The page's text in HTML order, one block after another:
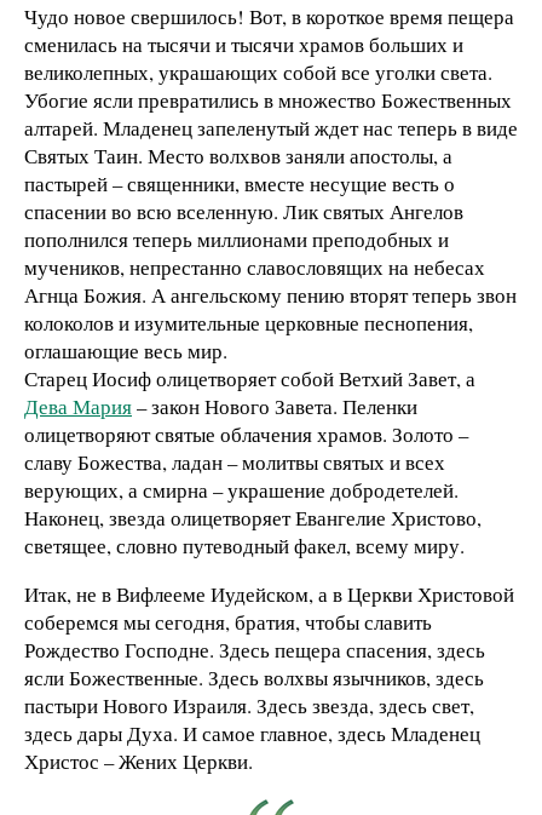
Чудо новое свершилось! Вот, в короткое время пещера
сменилась на тысячи и тысячи храмов больших и
великолепных, украшающих собой все уголки света.
Убогие ясли превратились в множество Божественных
алтарей. Младенец запеленутый ждет нас теперь в виде
Святых Таин. Место волхвов заняли апостолы, а
пастырей – священники, вместе несущие весть о
спасении во всю вселенную. Лик святых Ангелов
пополнился теперь миллионами преподобных и
мучеников, непрестанно славословящих на небесах
Агнца Божия. А ангельскому пению вторят теперь звон
колоколов и изумительные церковные песнопения,
оглашающие весь мир.
Старец Иосиф олицетворяет собой Ветхий Завет, а
Дева Мария– закон Нового Завета. Пеленки
олицетворяют святые облачения храмов. Золото –
славу Божества, ладан – молитвы святых и всех
верующих, а смирна – украшение добродетелей.
Наконец, звезда олицетворяет Евангелие Христово,
светящее, словно путеводный факел, всему миру.
Итак, не в Вифлееме Иудейском, а в Церкви Христовой
соберемся мы сегодня, братия, чтобы славить
Рождество Господне. Здесь пещера спасения, здесь
ясли Божественные. Здесь волхвы язычников, здесь
пастыри Нового Израиля. Здесь звезда, здесь свет,
здесь дары Духа. И самое главное, здесь Младенец
Христос – Жених Церкви.